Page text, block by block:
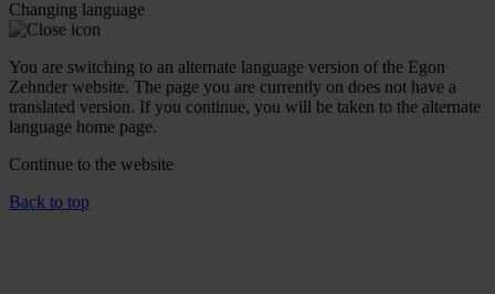
Changing language
You are switching to an alternate language version of the Egon
Zehnder website. The page you are currently on does not have a
translated version. If you continue, you will be taken to the alternate
language home page.
Continue to the website
Back to top